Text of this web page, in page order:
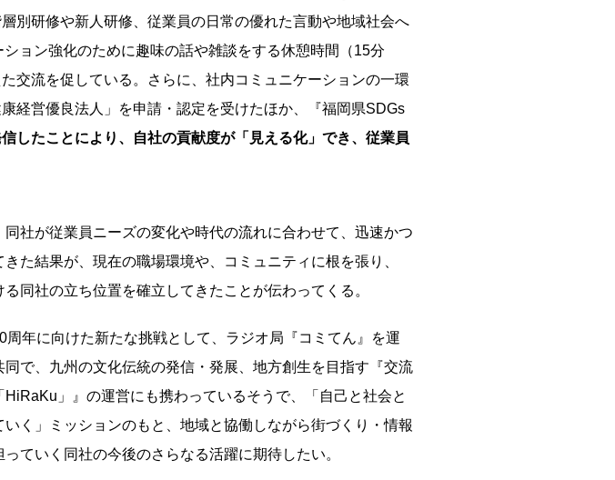
別研修や新人研修、従業員の日常の優れた言動や地域社会へ
ョン強化のために趣味の話や雑談をする休憩時間（15分
交流を促している。さらに、社内コミュニケーションの一環
経営優良法人」を申請・認定を受けたほか、『福岡県SDGs
したことにより、自社の貢献度が「見える化」でき、従業員
社が従業員ニーズの変化や時代の流れに合わせて、迅速かつ
た結果が、現在の職場環境や、コミュニティに根を張り、
る同社の立ち位置を確立してきたことが伝わってくる。
年に向けた新たな挑戦として、ラジオ局『コミてん』を運
同で、九州の文化伝統の発信・発展、地方創生を目指す『交流
HiRaKu」』の運営にも携わっているそうで、「自己と社会と
いく」ミッションのもと、地域と協働しながら街づくり・情報
ていく同社の今後のさらなる活躍に期待したい。